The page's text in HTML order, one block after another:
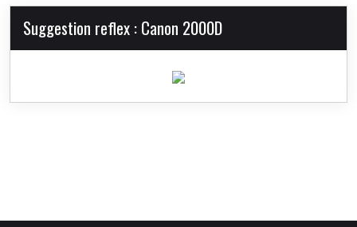
Suggestion reflex : Canon 2000D